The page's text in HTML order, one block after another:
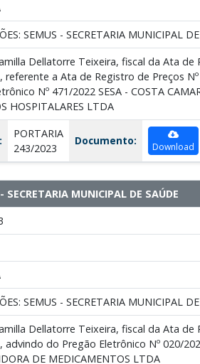
SEMUS - SECRETARIA MUNICIPAL
Dellatorre Teixeira, fiscal da Ata de
referente a Ata de Registro de Preços
Nº 471/2022 SESA - COSTA
HOSPITALARES LTDA
PORTARIA
243/2023
Documento: Download
SECRETARIA MUNICIPAL DE SAÚDE
SEMUS - SECRETARIA MUNICIPAL
Dellatorre Teixeira, fiscal da Ata de
advindo do Pregão Eletrônico Nº 020/
DE MEDICAMENTOS LTDA